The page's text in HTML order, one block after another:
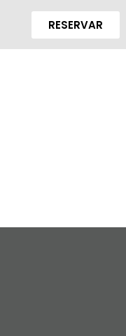
RESERVAR